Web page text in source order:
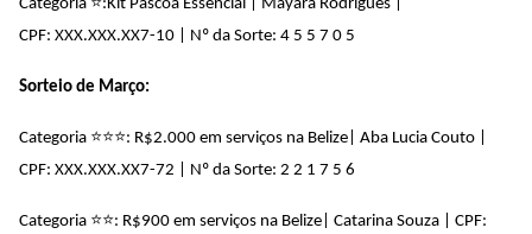
Categoria
:Kit Páscoa Essencial ​| Mayara Rodrigues |
CPF: XXX.XXX.XX7-10 Nº da Sorte: 4 5 5 7 0 5
Sorteio de Março:
Categoria ⭐⭐⭐: R$2.000 em serviços na Belize| Aba Lucia Couto |
CPF: XXX.XXX.XX7-72 | Nº da Sorte: 2 2 1 7 5 6
Categoria ⭐⭐: R$900 em serviços na Belize| Catarina Souza | CPF: